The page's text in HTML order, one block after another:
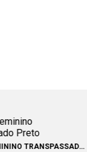
TRANSPASSADO